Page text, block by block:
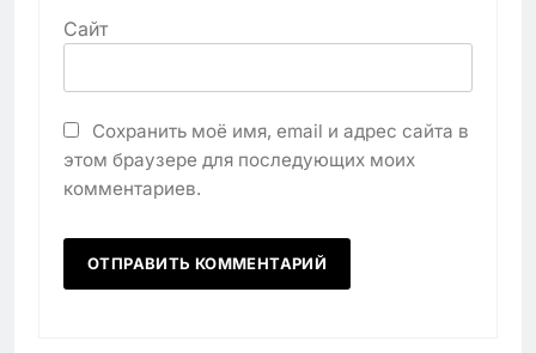
Сайт
Сохранить моё имя, email и адрес сайта в
этом браузере для последующих моих
комментариев.